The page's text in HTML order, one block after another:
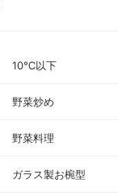
10℃以下
野菜炒め
野菜料理
ガラス製お椀型